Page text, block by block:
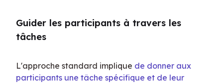
Guider les participants à travers les
tâches
L'approche standard implique de donner aux
participants une tâche spécifique et de leur